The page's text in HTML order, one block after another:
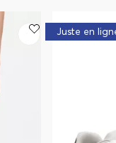
Juste en